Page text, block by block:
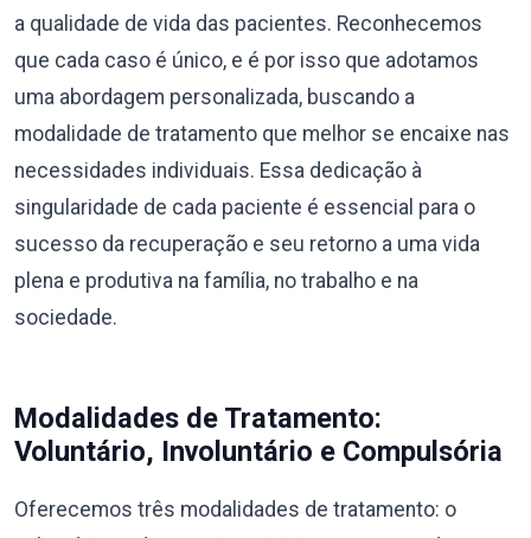
a qualidade de vida das pacientes. Reconhecemos
que cada caso é único, e é por isso que adotamos
uma abordagem personalizada, buscando a
modalidade de tratamento que melhor se encaixe nas
necessidades individuais. Essa dedicação à
singularidade de cada paciente é essencial para o
sucesso da recuperação e seu retorno a uma vida
plena e produtiva na família, no trabalho e na
sociedade.
Modalidades de Tratamento:
Voluntário, Involuntário e Compulsória
Oferecemos três modalidades de tratamento: o